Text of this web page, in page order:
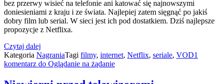
bez przerwy wisieć na telefonie ani katować się najnowszymi
doniesieniami z kraju i ze świata. Najlepiej zatem sięgnąć po jakiś
dobry film lub serial. W sieci jest ich pod dostatkiem. Dziś najlepsze
propozycje z Netflixa.
Czytaj dalej
Kategoria NagraniaTagi filmy, internet, Netflix, seriale, VOD1
komentarz do Oglądanie na żądanie